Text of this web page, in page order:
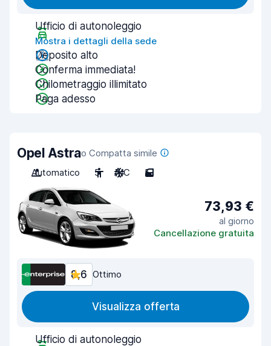
Ufficio di autonoleggio
Mostra i dettagli della sede
Deposito alto
Conferma immediata!
Chilometraggio illimitato
Paga adesso
Opel Astrao Compatta simile
Automatico
5 A/C 5
73,93 €
al giorno
Cancellazione gratuita
8,6 Ottimo
Visualizza offerta
Ufficio di autonoleggio